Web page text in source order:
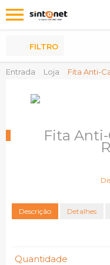
Entrada Loja Fita Anti-
FILTRO
Fita
Descrição Detalhes
Quantidade